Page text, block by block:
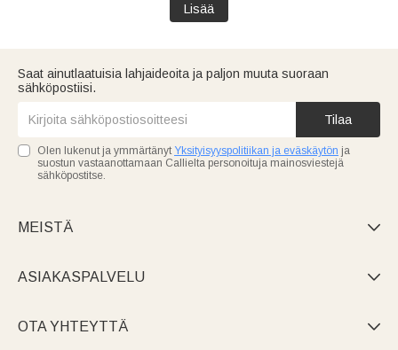
Lisää
Saat ainutlaatuisia lahjaideoita ja paljon muuta suoraan
sähköpostiisi.
Tilaa
Olen lukenut ja ymmärtänyt Yksityisyyspolitiikan ja eväskäytön ja
suostun vastaanottamaan Callielta personoituja mainosviestejä
sähköpostitse.
MEISTÄ 
ASIAKASPALVELU 
OTA YHTEYTTÄ 